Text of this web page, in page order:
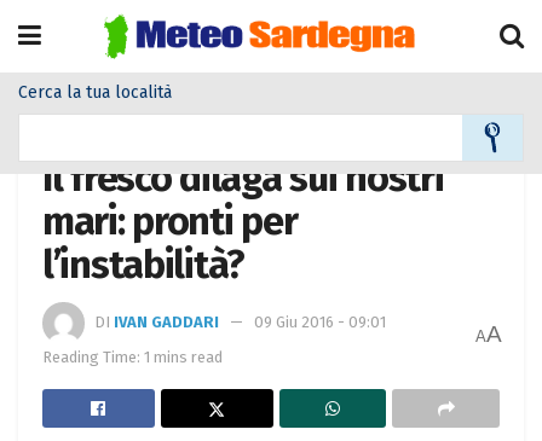
Cerca la tua località
Il fresco dilaga sui nostri
mari: pronti per
l’instabilità?
DI IVAN GADDARI
09 Giu 2016 - 09:01
Reading Time: 1 mins read
AA